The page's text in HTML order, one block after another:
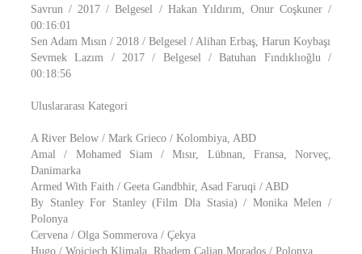
Savrun / 2017 / Belgesel / Hakan Yıldırım, Onur Coşkuner /
00:16:01
Sen Adam Mısın / 2018 / Belgesel / Alihan Erbaş, Harun Koybaşı
Sevmek Lazım / 2017 / Belgesel / Batuhan Fındıklıoğlu /
00:18:56
Uluslararası Kategori
A River Below / Mark Grieco / Kolombiya, ABD
Amal / Mohamed Siam / Mısır, Lübnan, Fransa, Norveç,
Danimarka
Armed With Faith / Geeta Gandbhir, Asad Faruqi / ABD
By Stanley For Stanley (Film Dla Stasia) / Monika Melen /
Polonya
Cervena / Olga Sommerova / Çekya
Hugo / Wojciech Klimala, Rhadem Calian Morados / Polonya